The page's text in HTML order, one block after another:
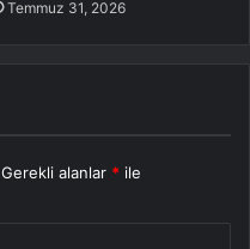
Temmuz 31, 2026
Gerekli alanlar * ile